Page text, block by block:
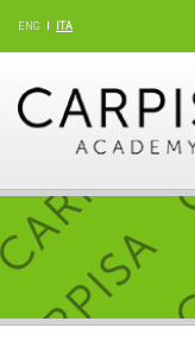
ENG ITA